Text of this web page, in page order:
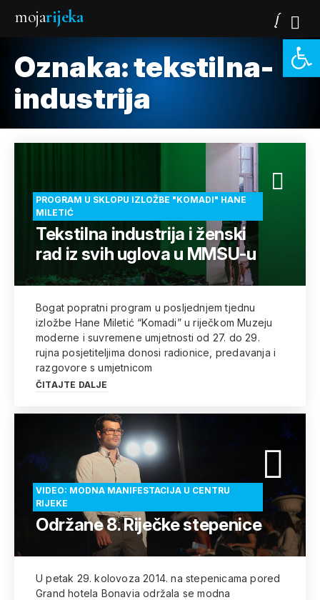
mojarijeka
Oznaka:tekstilna-
industrija
PROGRAM U SKLOPU IZLOŽBE "KOMADI" HANE
MILETIĆ
Tekstilna industrija i ženski
rad iz svih uglova u MMSU-u
Bogat popratni program u posljednjem tjednu
izložbe Hane Miletić “Komadi” u riječkom Muzeju
moderne i suvremene umjetnosti od 27. do 29.
rujna posjetiteljima donosi radionice, predavanja i
razgovore s umjetnicom
ČITAJTE DALJE
VIDEO: MODNA MANIFESTACIJA U CENTRU
RIJEKE
Održane 8. Riječke stepenice
U petak 29. kolovoza 2014. na stepenicama pored
Grand hotela Bonavia održala se modna